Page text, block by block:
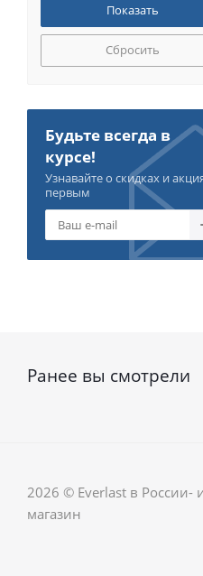
Сбросить
Будьте всегда в
курсе!
Узнавайте о скидках и
первым
Ранее вы смотрели
2026 © Everlast в России-
магазин